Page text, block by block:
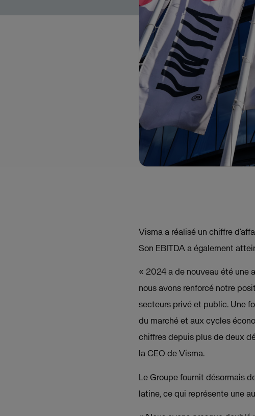
Visma a réalisé un chiffre
Son EBITDA a également
« 2024 a de nouveau été une
nous avons renforcé notre
secteurs privé et public. Une
du marché et aux cycles
chiffres depuis plus de deux
la CEO de Visma.
Le Groupe fournit désormais
latine, ce qui représente une